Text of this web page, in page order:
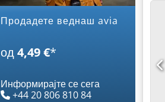
Продадете веднаш avia
од4,49 €*
Информирајте се сега
+44 20 806 810 84